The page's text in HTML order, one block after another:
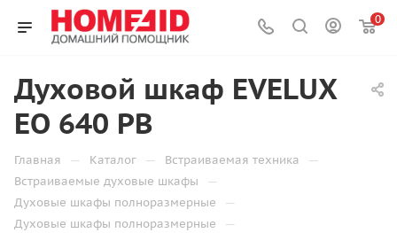
0
Духовой шкаф EVELUX
EO 640 PB
Главная — Каталог — Встраиваемая техника —
Встраиваемые духовые шкафы —
Духовые шкафы полноразмерные —
Духовые шкафы полноразмерные —